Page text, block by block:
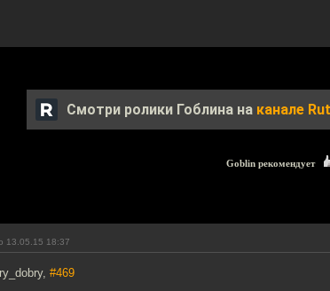
Смотри ролики Гоблина на канале
Goblin рекомендует
13.05.15 18:37
#469